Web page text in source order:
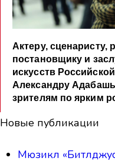
Новые публикации
Мюзикл